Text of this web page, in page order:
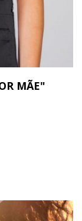
MÃE"